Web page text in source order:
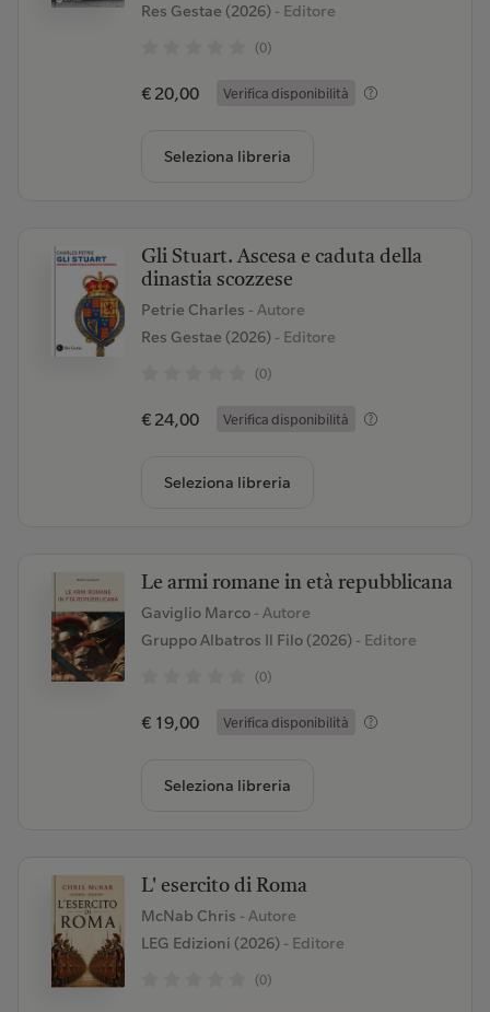
Res Gestae (2026)- Editore
(0)
€ 20,00 Verifica disponibilità
Seleziona libreria
Gli Stuart. Ascesa e caduta della
dinastia scozzese
Petrie Charles - Autore
Res Gestae (2026)- Editore
(0)
€ 24,00 Verifica disponibilità
Seleziona libreria
Le armi romane in età repubblicana
Gaviglio Marco - Autore
Gruppo Albatros Il Filo (2026)- Editore
(0)
€ 19,00 Verifica disponibilità
Seleziona libreria
L' esercito di Roma
McNab Chris - Autore
LEG Edizioni (2026)- Editore
(0)